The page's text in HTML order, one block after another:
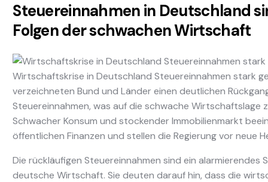
Steuereinnahmen in Deutschland
Folgen der schwachen Wirtschaft
Wirtschaftskrise in Deutschland Steuereinnahmen stark
verzeichneten Bund und Länder einen deutlichen
Steuereinnahmen, was auf die schwache Wirtschaftslage
Schwacher Konsum und stockender Immobilienmarkt
öffentlichen Finanzen und stellen die Regierung vor neue
Die rückläufigen Steuereinnahmen sind ein alarmierendes
deutsche Wirtschaft. Sie deuten darauf hin, dass die